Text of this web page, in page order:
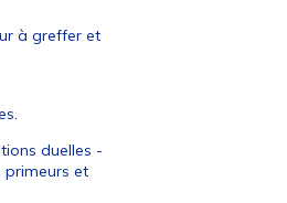
à greffer et
duelles -
primeurs et